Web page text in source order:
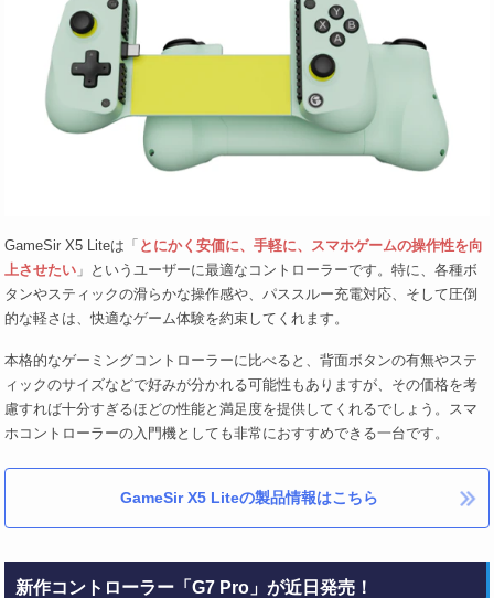
GameSir X5 Liteは「 とにかく安価に、手軽に、スマホゲームの操作性を向
上させたい 」というユーザーに最適なコントローラーです。特に、各種ボ
タンやスティックの滑らかな操作感や、パススルー充電対応、そして圧倒
的な軽さは、快適なゲーム体験を約束してくれます。
本格的なゲーミングコントローラーに比べると、背面ボタンの有無やステ
ィックのサイズなどで好みが分かれる可能性もありますが、その価格を考
慮すれば十分すぎるほどの性能と満足度を提供してくれるでしょう。スマ
ホコントローラーの入門機としても非常におすすめできる一台です。
GameSir X5 Liteの製品情報はこちら
新作コントローラー「G7 Pro」が近日発売！